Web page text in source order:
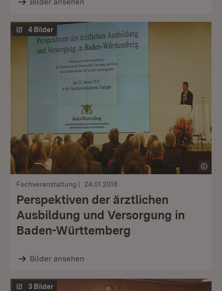
4 Bilder
Fachveranstaltung 24.01.2018
Perspektiven der ärztlichen
Ausbildung und Versorgung in
Baden-Württemberg
Bilder ansehen
3 Bilder